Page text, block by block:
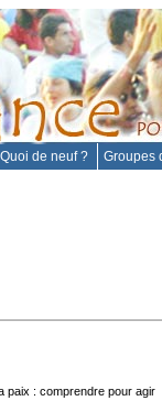
Quoi de neuf ? Groupes
paix : comprendre pour agir